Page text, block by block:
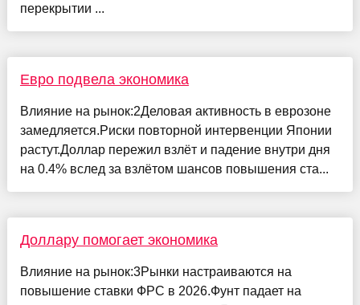
перекрытии ...
Евро подвела экономика
Влияние на рынок:2Деловая активность в еврозоне
замедляется.Риски повторной интервенции Японии
растут.Доллар пережил взлёт и падение внутри дня
на 0.4% вслед за взлётом шансов повышения ста...
Доллару помогает экономика
Влияние на рынок:3Рынки настраиваются на
повышение ставки ФРС в 2026.Фунт падает на